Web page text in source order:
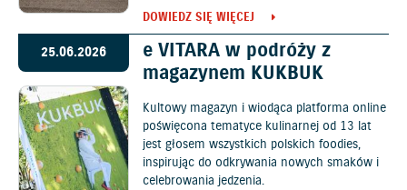
DOWIEDZ SIĘ WIĘCEJ
25.06.2026
e VITARA w podróży z
magazynem KUKBUK
Kultowy magazyn i wiodąca platforma online
poświęcona tematyce kulinarnej od 13 lat
jest głosem wszystkich polskich foodies,
inspirując do odkrywania nowych smaków i
celebrowania jedzenia.